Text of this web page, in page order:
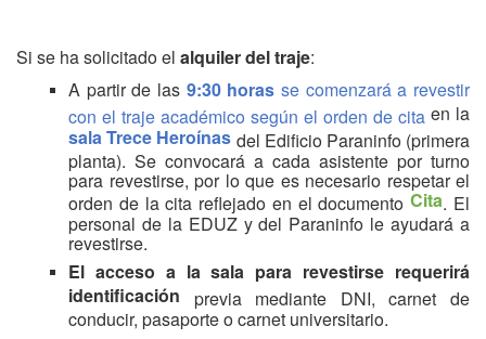
Si se ha solicitado el alquiler del traje:
A partir de las 9:30 horas se comenzará a revestir
con el traje académico según el orden de cita en la
sala Trece Heroínas del Edificio Paraninfo (primera
planta). Se convocará a cada asistente por turno
para revestirse, por lo que es necesario respetar el
orden de la cita reflejado en el documento Cita . El
personal de la EDUZ y del Paraninfo le ayudará a
revestirse.
El acceso a la sala para revestirse requerirá
identificación previa mediante DNI, carnet de
conducir, pasaporte o carnet universitario.